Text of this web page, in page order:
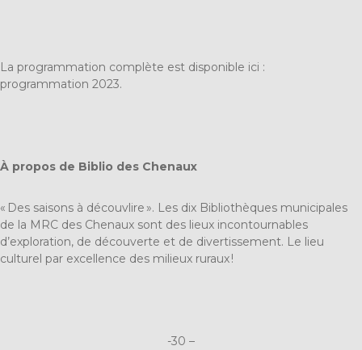
La programmation complète est disponible ici :
programmation 2023.
À propos de Biblio des Chenaux
« Des saisons à découvlire ». Les dix Bibliothèques municipales
de la MRC des Chenaux sont des lieux incontournables
d’exploration, de découverte et de divertissement. Le lieu
culturel par excellence des milieux ruraux !
-30 –